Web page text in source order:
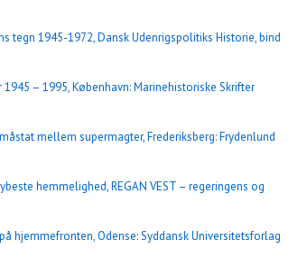
1945-1972, Dansk Udenrigspolitiks Historie, bind
– 1995, København: Marinehistoriske Skrifter
mellem supermagter, Frederiksberg: Frydenlund
hemmelighed, REGAN VEST – regeringens og
hjemmefronten, Odense: Syddansk Universitetsforlag